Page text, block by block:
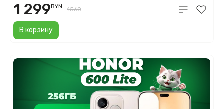
В корзину
1 299BYN 1560